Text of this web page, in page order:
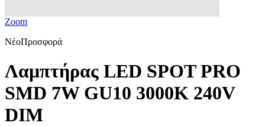
Zoom
ΝέοΠροσφορά
Λαμπτήρας LED SPOT PRO
SMD 7W GU10 3000K 240V
DIM